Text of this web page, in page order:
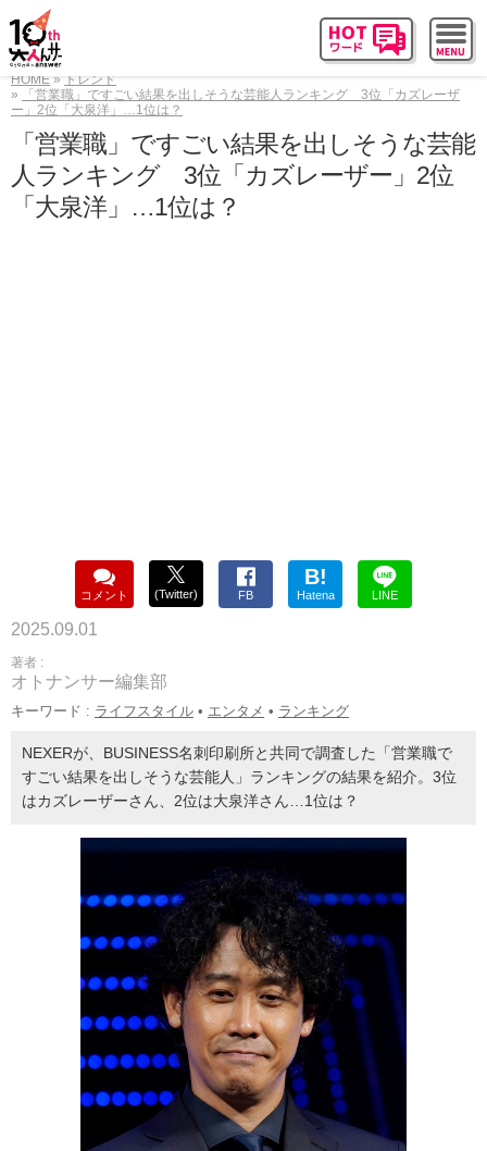
HOME
トレンド
「営業職」ですごい結果を出しそうな芸能人ランキング 3位「カズレーザ
ー」2位「大泉洋」…1位は？
「営業職」ですごい結果を出しそうな芸能
人ランキング 3位「カズレーザー」2位
「大泉洋」…1位は？
コメント (Twitter) FB
B!
Hatena LINE
2025.09.01
著者 :
オトナンサー編集部
キーワード : ライフスタイル • エンタメ • ランキング
NEXERが、BUSINESS名刺印刷所と共同で調査した「営業職で
すごい結果を出しそうな芸能人」ランキングの結果を紹介。3位
はカズレーザーさん、2位は大泉洋さん…1位は？